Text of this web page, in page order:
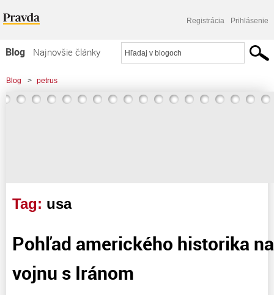
Registrácia Prihlásenie
Blog
Najnovšie články
Najčítanejšie články
Najkomentovanejšie články
Blog > petrus
Tag: usa
Pohľad amerického historika
vojnu s Iránom